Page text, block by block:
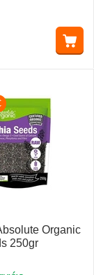
Organic
250gr